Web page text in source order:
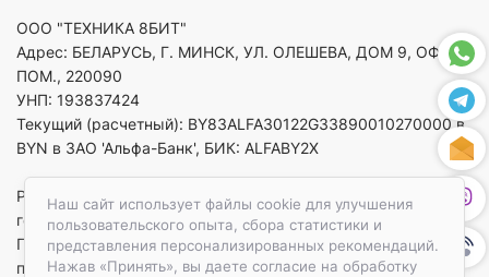
Наш сайт использует файлы cookie для улучшения
пользовательского опыта, сбора статистики и
представления персонализированных рекомендаций.
Нажав «Принять», вы даете согласие на обработку
ООО "ТЕХНИКА 8БИТ"
Адрес: БЕЛАРУСЬ, Г. МИНСК, УЛ. ОЛЕШЕВА, ДОМ 9, ОФ. 5,
ПОМ., 220090
УНП: 193837424
Текущий (расчетный): BY83ALFA30122G33890010270000 в
BYN в ЗАО 'Альфа-Банк', БИК: ALFABY2X
Регистрация в торговом реестре от 14.08.2025 Минский
горисполком
По вопросам защиты прав потребителей
приемная:+375173783412